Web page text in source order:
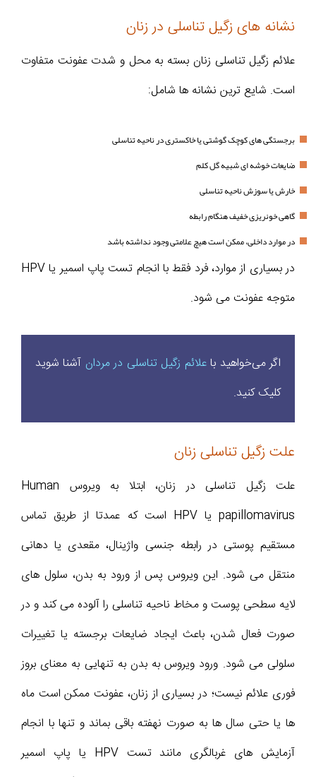
نشانه های زگیل تناسلی در زنان
علائم زگیل تناسلی زنان بسته به محل و شدت عفونت متفاوت
است. شایع ترین نشانه ها شامل:
برجستگی های کوچک گوشتی یا خاکستری در ناحیه تناسلی
ضایعات خوشه ای شبیه گل کلم
خارش یا سوزش ناحیه تناسلی
گاهی خونریزی خفیف هنگام رابطه
در موارد داخلی، ممکن است هیچ علامتی وجود نداشته باشد
در بسیاری از موارد، فرد فقط با انجام تست پاپ اسمیر یا HPV
متوجه عفونت می شود.
اگر می‌خواهید باعلائم زگیل تناسلی در مردان آشنا شوید
کلیک کنید.
علت زگیل تناسلی زنان
علت زگیل تناسلی در زنان، ابتلا به ویروس Human
papillomavirus یا HPV است که عمدتا از طریق تماس
مستقیم پوستی در رابطه جنسی واژینال، مقعدی یا دهانی
منتقل می شود. این ویروس پس از ورود به بدن، سلول های
لایه سطحی پوست و مخاط ناحیه تناسلی را آلوده می کند و در
صورت فعال شدن، باعث ایجاد ضایعات برجسته یا تغییرات
سلولی می شود. ورود ویروس به بدن به تنهایی به معنای بروز
فوری علائم نیست؛ در بسیاری از زنان، عفونت ممکن است ماه
ها یا حتی سال ها به صورت نهفته باقی بماند و تنها با انجام
آزمایش های غربالگری مانند تست HPV یا پاپ اسمیر